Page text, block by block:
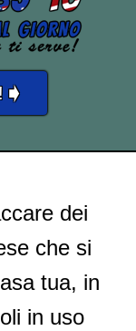
➧
dei
che si
tua, in
in uso